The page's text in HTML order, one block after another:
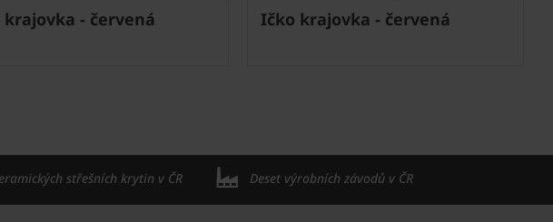
krajovka - červená Ičko krajovka - červená
střešních krytin v ČR Deset výrobních závodů v ČR